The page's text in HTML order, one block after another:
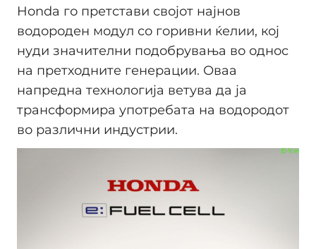
​Honda го претстави својот најнов
водороден модул со горивни ќелии, кој
нуди значителни подобрувања во однос
на претходните генерации. Оваа
напредна технологија ветува да ја
трансформира употребата на водородот
во различни индустрии.